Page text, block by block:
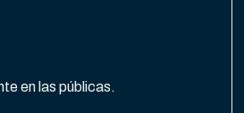
en las públicas.